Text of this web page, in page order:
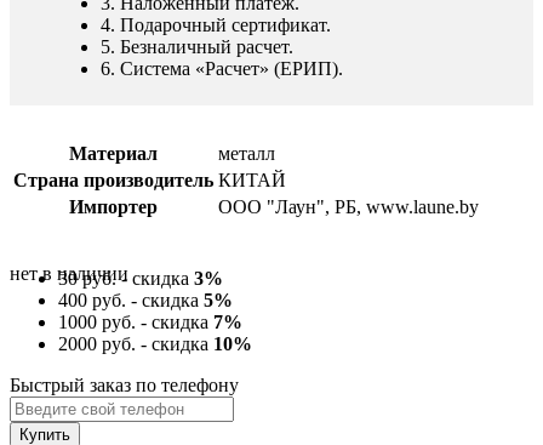
4. Подарочный сертификат.
5. Безналичный расчет.
6. Система «Расчет» (ЕРИП).
Материал
металл
Страна производитель КИТАЙ
Импортер
ООО "Лаун", РБ, www.laune.by
нет в наличии
30 руб. - скидка 3%
400 руб. - скидка 5%
1000 руб. - скидка 7%
2000 руб. - скидка 10%
Быстрый заказ по телефону